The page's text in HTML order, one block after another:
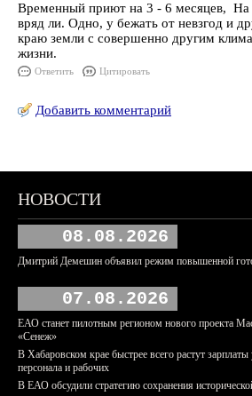
Временный приют на 3 - 6 месяцев, На
вряд ли. Одно, у бежать от невзгод и
краю земли с совершенно другим
жизни.
Ответить Цитировать
Добавить комментарий
НОВОСТИ
08.08.2026
Дмитрий Демешин объявил режим повышенной
07.08.2026
ЕАО станет пилотным регионом нового проекта
«Сенеж»
В Хабаровском крае быстрее всего растут
персонала и рабочих
В ЕАО обсудили стратегию сохранения